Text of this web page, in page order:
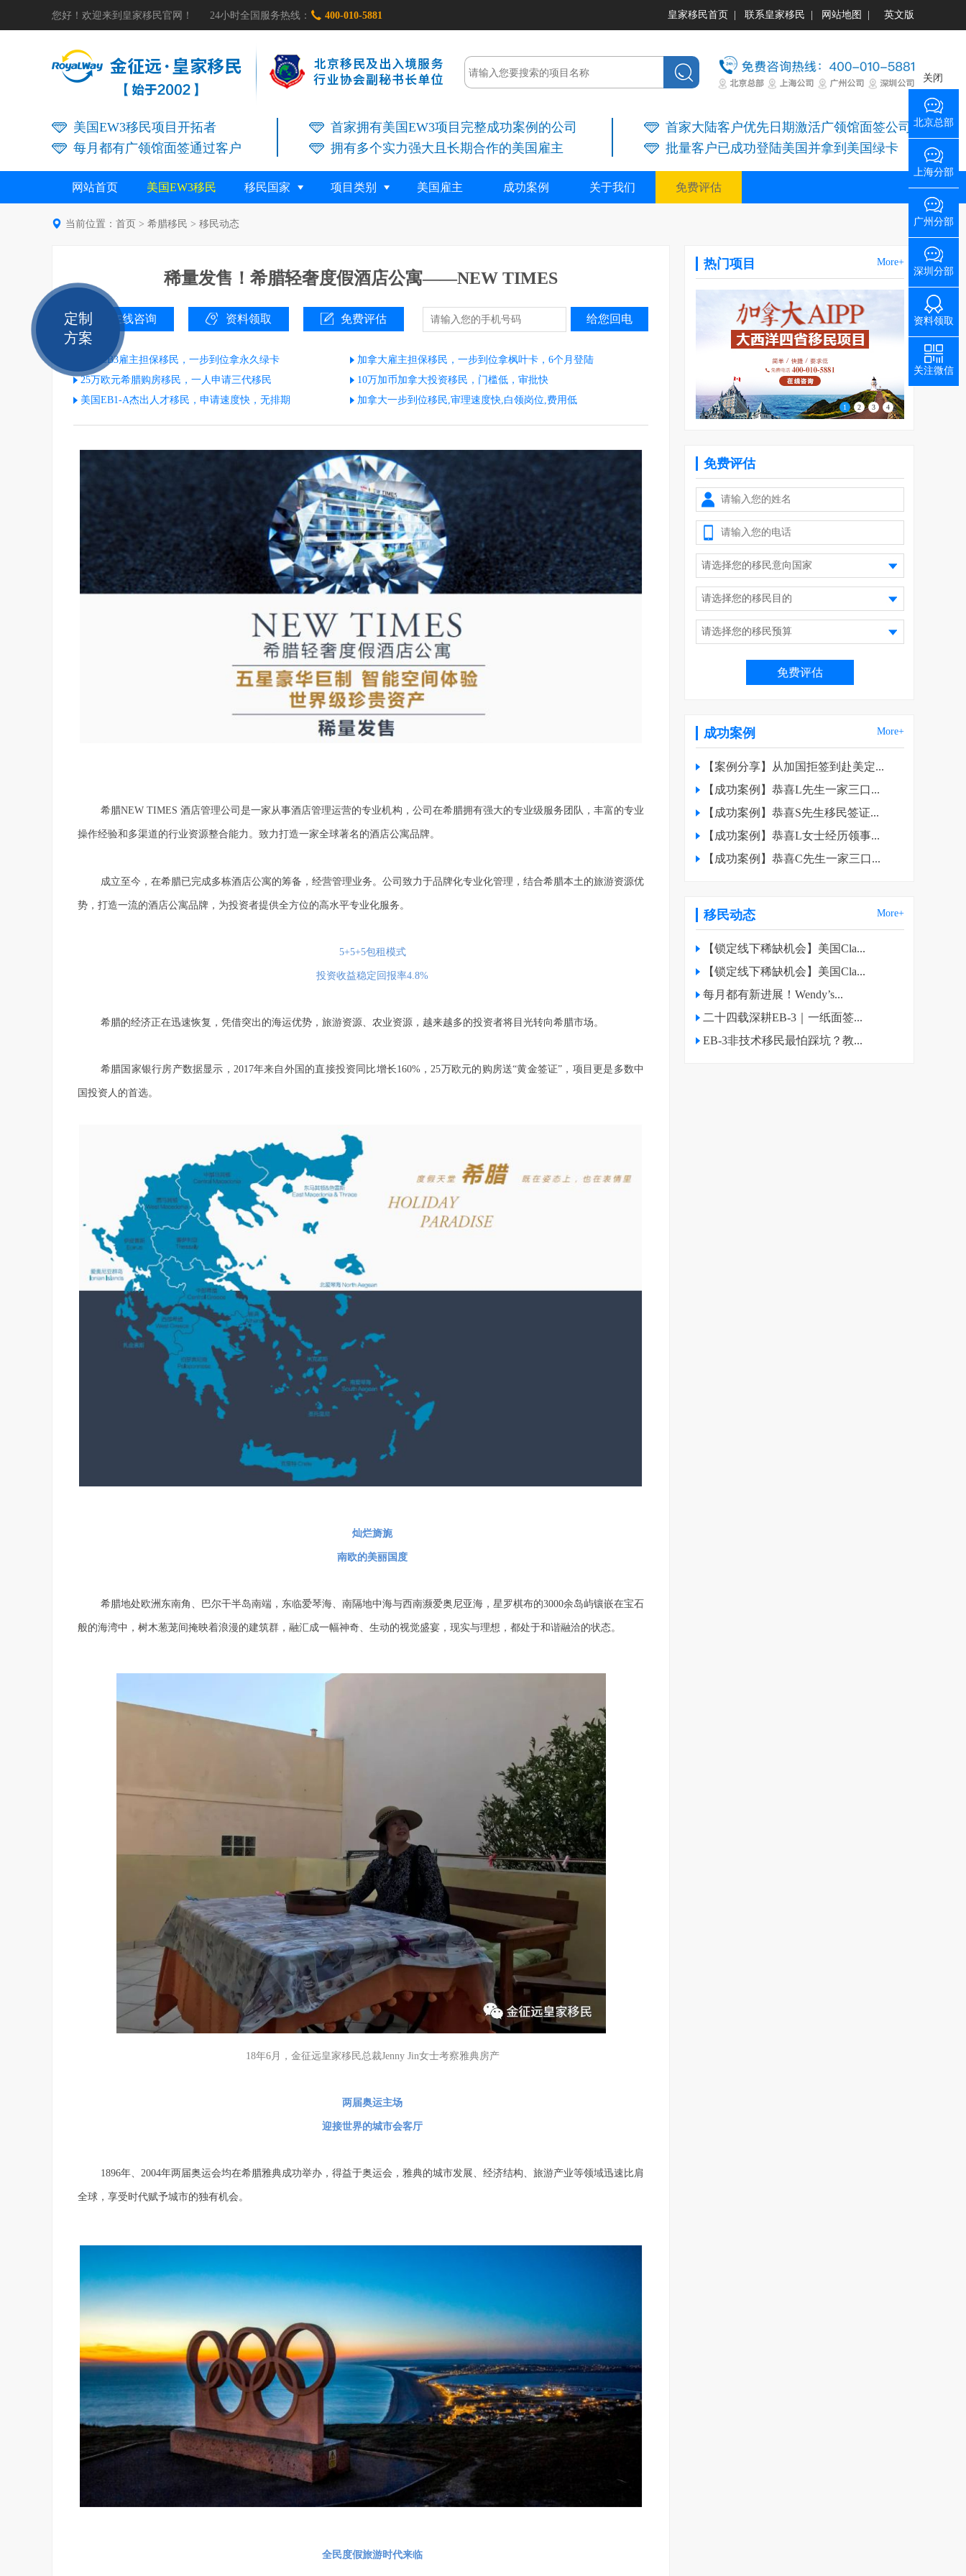
您好！欢迎来到皇家移民官网！ 24小时全国服务热线：  400-010-5881 皇家移民首页 联系皇家移民 网站地图 英文版
美国EW3移民项目开拓者
每月都有广领馆面签通过客户
首家拥有美国EW3项目完整成功案例的公司
拥有多个实力强大且长期合作的美国雇主
首家大陆客户优先日期激活广领馆面签公司
批量客户已成功登陆美国并拿到美国绿卡
网站首页 美国EW3移民 移民国家 项目类别 美国雇主 成功案例 关于我们 免费评估
 当前位置： 首页 > 希腊移民 > 移民动态
稀量发售！希腊轻奢度假酒店公寓——NEW TIMES
在线咨询 资料领取 免费评估
美国EB3雇主担保移民，一步到位拿永久绿卡
加拿大雇主担保移民，一步到位拿枫叶卡，6个月登陆
25万欧元希腊购房移民，一人申请三代移民
10万加币加拿大投资移民，门槛低，审批快
美国EB1-A杰出人才移民，申请速度快，无排期
加拿大一步到位移民,审理速度快,白领岗位,费用低
希腊NEW TIMES 酒店管理公司是一家从事酒店管理运营的专业机构，公司在希腊拥有强大的专业级服务团队，丰富的专业
操作经验和多渠道的行业资源整合能力。致力打造一家全球著名的酒店公寓品牌。
成立至今，在希腊已完成多栋酒店公寓的筹备，经营管理业务。公司致力于品牌化专业化管理，结合希腊本土的旅游资源优
势，打造一流的酒店公寓品牌，为投资者提供全方位的高水平专业化服务。
5+5+5包租模式
投资收益稳定回报率4.8%
希腊的经济正在迅速恢复，凭借突出的海运优势，旅游资源、农业资源，越来越多的投资者将目光转向希腊市场。
希腊国家银行房产数据显示，2017年来自外国的直接投资同比增长160%，25万欧元的购房送“黄金签证”，项目更是多数中
国投资人的首选。
灿烂旖旎
南欧的美丽国度
希腊地处欧洲东南角、巴尔干半岛南端，东临爱琴海、南隔地中海与西南濒爱奥尼亚海，星罗棋布的3000余岛屿镶嵌在宝石
般的海湾中，树木葱茏间掩映着浪漫的建筑群，融汇成一幅神奇、生动的视觉盛宴，现实与理想，都处于和谐融洽的状态。
18年6月，金征远皇家移民总裁Jenny Jin女士考察雅典房产
两届奥运主场
迎接世界的城市会客厅
1896年、2004年两届奥运会均在希腊雅典成功举办，得益于奥运会，雅典的城市发展、经济结构、旅游产业等领域迅速比肩
全球，享受时代赋予城市的独有机会。
全民度假旅游时代来临
热门项目 More+
1 2 3 4
免费评估
成功案例 More+
【案例分享】从加国拒签到赴美定...
【成功案例】恭喜L先生一家三口...
【成功案例】恭喜S先生移民签证...
【成功案例】恭喜L女士经历领事...
【成功案例】恭喜C先生一家三口...
移民动态 More+
【锁定线下稀缺机会】美国Cla...
【锁定线下稀缺机会】美国Cla...
每月都有新进展！Wendy’s...
二十四载深耕EB-3｜一纸面签...
EB-3非技术移民最怕踩坑？教...
关闭
北京总部
上海分部
广州分部
深圳分部
资料领取
关注微信
定制
方案